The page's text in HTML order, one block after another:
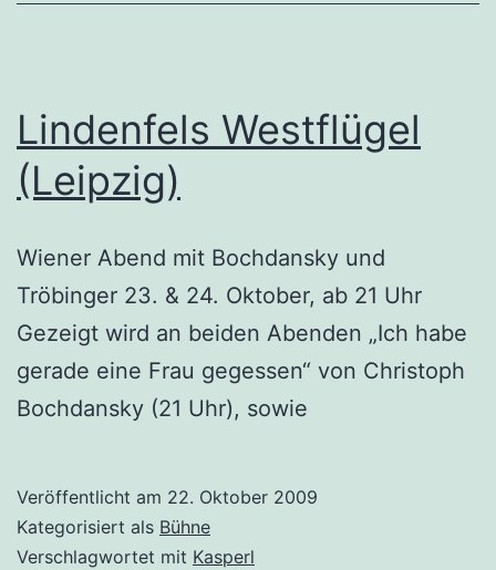
Lindenfels Westflügel
(Leipzig)
Wiener Abend mit Bochdansky und
Tröbinger 23. & 24. Oktober, ab 21 Uhr
Gezeigt wird an beiden Abenden „Ich habe
gerade eine Frau gegessen“ von Christoph
Bochdansky (21 Uhr), sowie
Veröffentlicht am 22. Oktober 2009
Kategorisiert als Bühne
Verschlagwortet mit Kasperl